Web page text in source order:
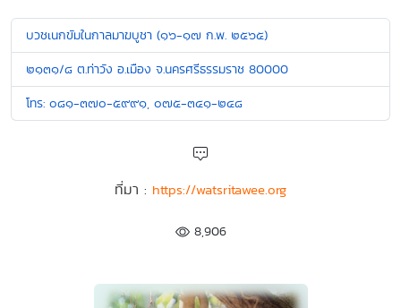
บวชเนกขัมในกาลมาฆบูชา (๑๖-๑๗ ก.พ. ๒๕๖๕)
๒๑๓๑/๘ ต.ท่าวัง อ.เมือง จ.นครศรีธรรมราช 80000
โทร: ๐๘๑-๓๗๐-๕๙๙๑, ๐๗๕-๓๔๑-๒๔๘
ที่มา : https://watsritawee.org
8,906